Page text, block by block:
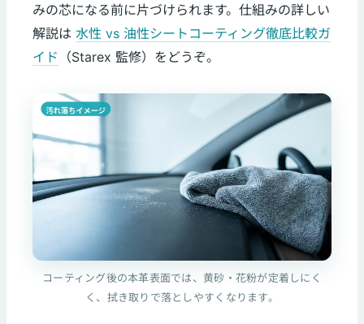
みの芯になる前に片づけられます。仕組みの詳しい
解説は水性 vs 油性シートコーティング徹底比較ガ
イド
（Starex 監修）をどうぞ。
コーティング後の本革表面では、黄砂・花粉が定着しにく
く、拭き取りで落としやすくなります。